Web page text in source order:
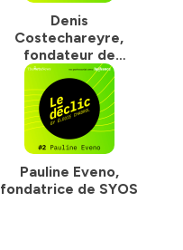
Denis
Costechareyre,
fondateur de
Bactolytix
Pauline Eveno,
fondatrice de SYOS